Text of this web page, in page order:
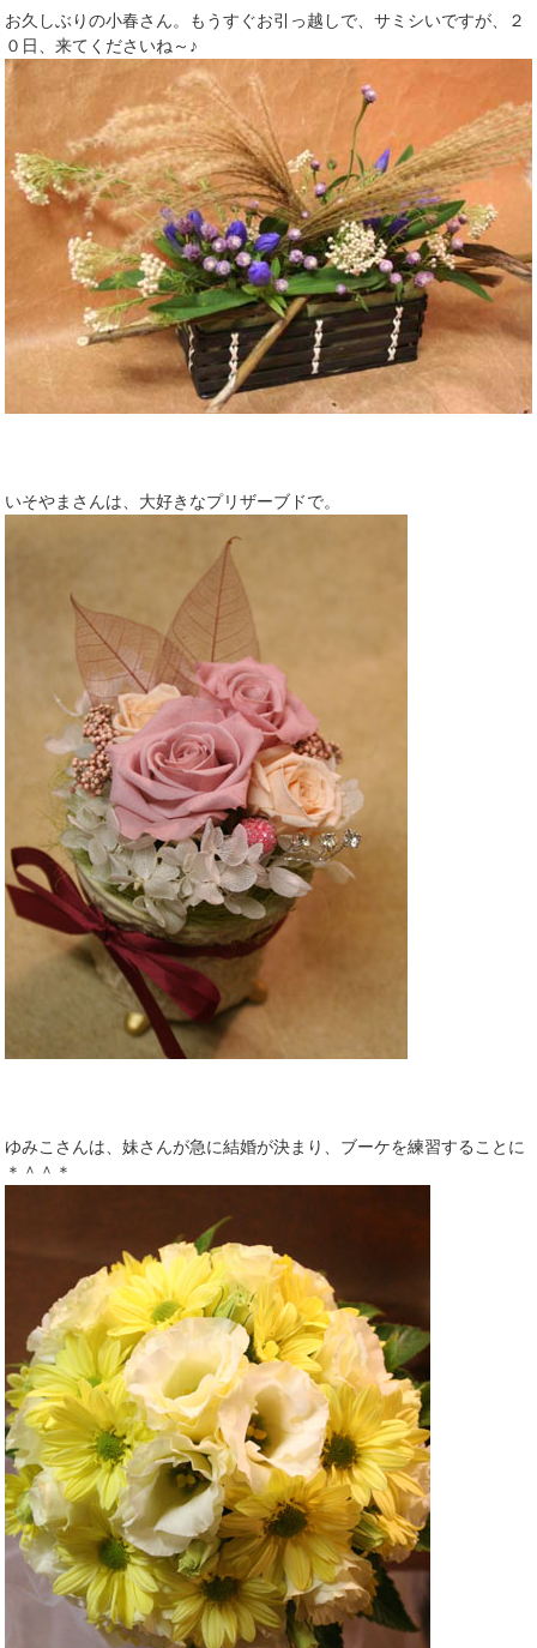
お久しぶりの小春さん。もうすぐお引っ越しで、サミシいですが、２
０日、来てくださいね～♪
いそやまさんは、大好きなプリザーブドで。
ゆみこさんは、妹さんが急に結婚が決まり、ブーケを練習することに
＊＾＾＊